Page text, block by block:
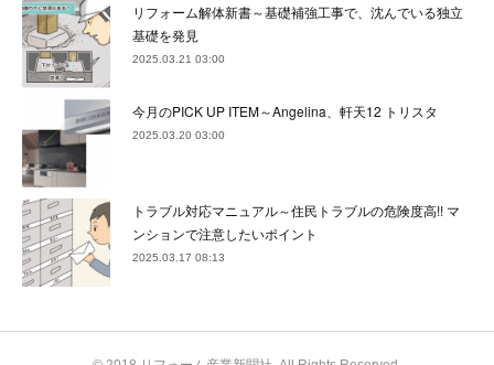
22)
(22)
(22)
(25
(24
(21
(24)
(21
( 23)
(23
(23
(22)
(24
( 21)
(20)
(23)
(23
(22)
(23
( 24)
(21)
(22)
(24
(24)
(23
( 21)
(22)
)
(22)
(21)
(27)
(22
33)
(28)
)
(17)
(32)
(36)
(30
34)
(8 )
リフォーム解体新書～基礎補強工事で、沈んでいる独立
基礎を発見
2025.03.21 03:00
今月のPICK UP ITEM～Angelina、軒天12 トリスタ
2025.03.20 03:00
トラブル対応マニュアル～住民トラブルの危険度高!! マ
ンションで注意したいポイント
2025.03.17 08:13